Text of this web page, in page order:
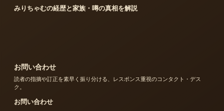
みりちゃむの経歴と家族・噂の真相を解説
お問い合わせ
読者の指摘や訂正を素早く振り分ける、レスポンス重視のコンタクト・デス
ク。
お問い合わせ